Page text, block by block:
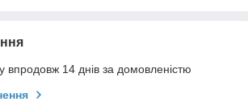
впродовж 14 днів за домовленістю